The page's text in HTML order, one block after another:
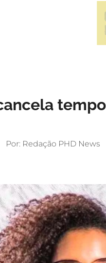
Por: Redação PHD News